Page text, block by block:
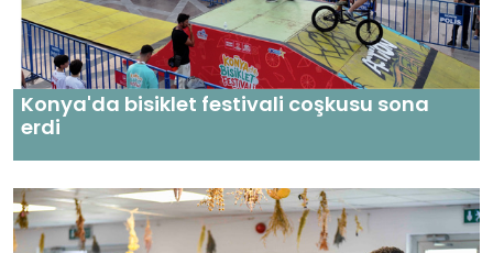
Konya'da bisiklet festivali coşkusu sona
erdi